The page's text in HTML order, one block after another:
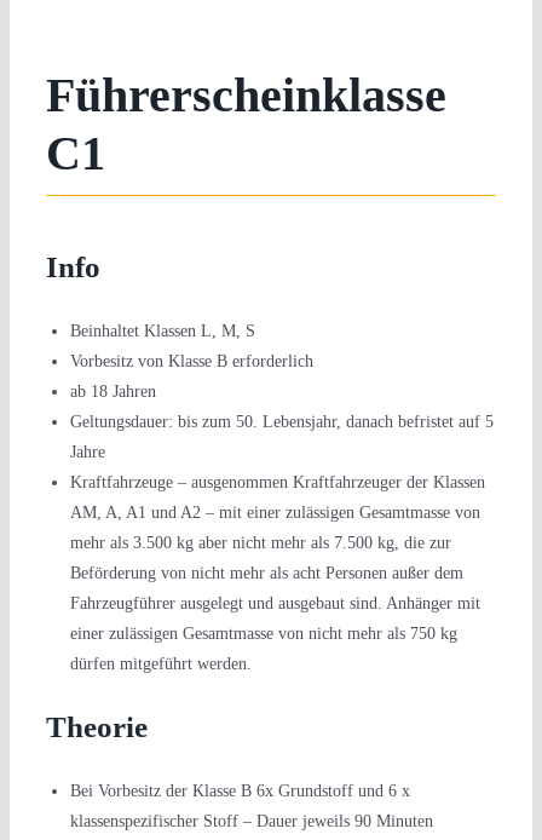
Führerscheinklasse
C1
Info
Beinhaltet Klassen L, M, S
Vorbesitz von Klasse B erforderlich
ab 18 Jahren
Geltungsdauer: bis zum 50. Lebensjahr, danach befristet auf 5
Jahre
Kraftfahrzeuge – ausgenommen Kraftfahrzeuger der Klassen
AM, A, A1 und A2 – mit einer zulässigen Gesamtmasse von
mehr als 3.500 kg aber nicht mehr als 7.500 kg, die zur
Beförderung von nicht mehr als acht Personen außer dem
Fahrzeugführer ausgelegt und ausgebaut sind. Anhänger mit
einer zulässigen Gesamtmasse von nicht mehr als 750 kg
dürfen mitgeführt werden.
Theorie
Bei Vorbesitz der Klasse B 6x Grundstoff und 6 x
klassenspezifischer Stoff – Dauer jeweils 90 Minuten